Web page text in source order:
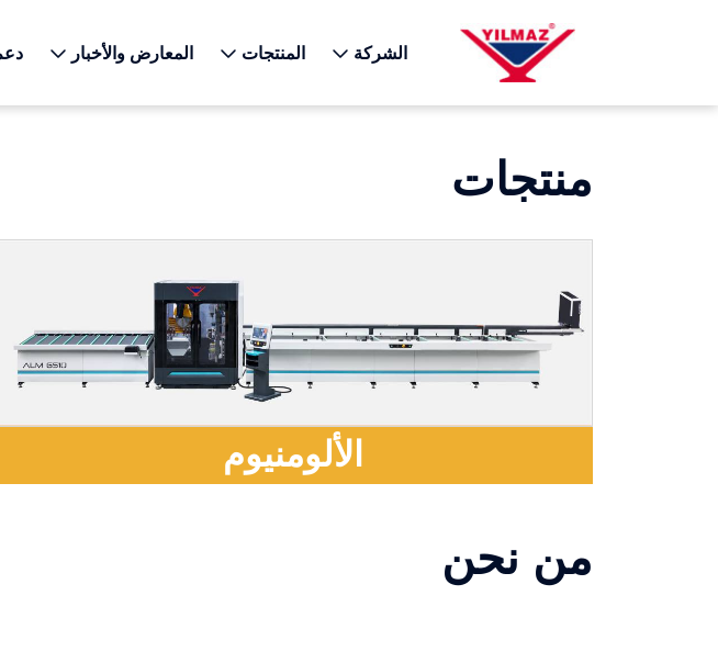
الشركة المنتجات المعارض والأخبار
منتجات
الألومنيوم
من نحن